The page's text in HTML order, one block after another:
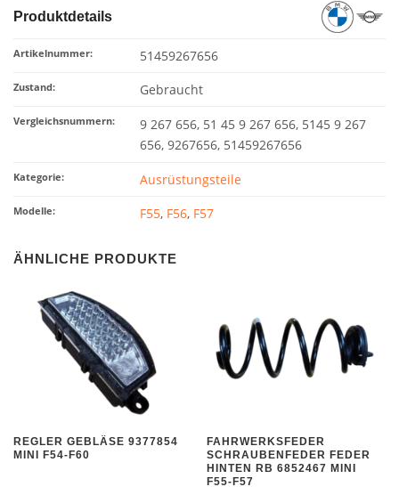
Produktdetails
Artikelnummer: 51459267656
Zustand: Gebraucht
Vergleichsnummern:
9 267 656, 51 45 9 267 656, 5145 9 267
656, 9267656, 51459267656
Kategorie: Ausrüstungsteile
Modelle: F55, F56, F57
ÄHNLICHE PRODUKTE
REGLER GEBLÄSE 9377854
MINI F54-F60
FAHRWERKSFEDER
SCHRAUBENFEDER FEDER
HINTEN RB 6852467 MINI
F55-F57